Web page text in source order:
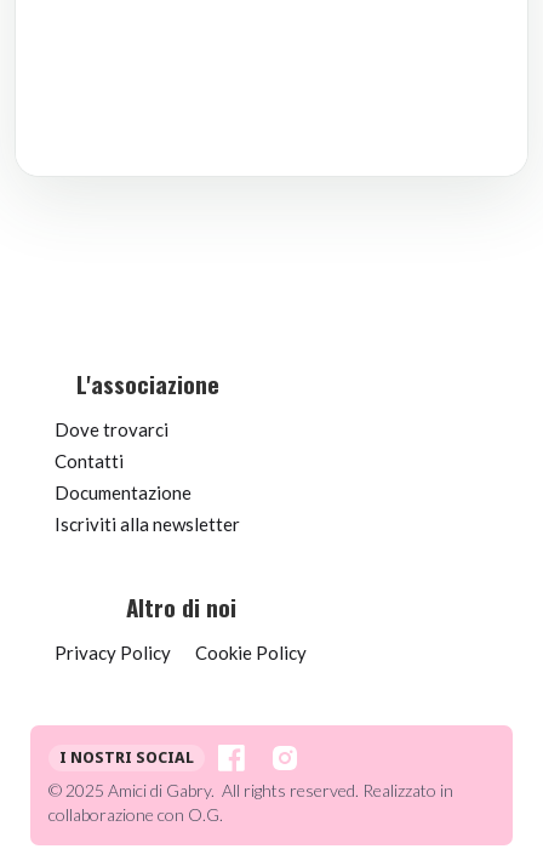
L'associazione
Dove trovarci
Contatti
Documentazione
Iscriviti alla newsletter
Altro di noi
Privacy Policy Cookie Policy
I NOSTRI SOCIAL
© 2025 Amici di Gabry. All rights reserved. Realizzato in
collaborazione con O.G.